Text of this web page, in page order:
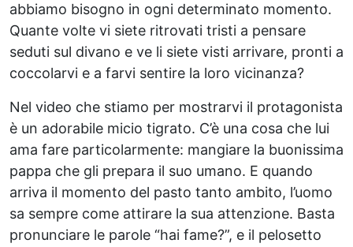
abbiamo bisogno in ogni determinato momento.
Quante volte vi siete ritrovati tristi a pensare
seduti sul divano e ve li siete visti arrivare, pronti a
coccolarvi e a farvi sentire la loro vicinanza?
Nel video che stiamo per mostrarvi il protagonista
è un adorabile micio tigrato. C’è una cosa che lui
ama fare particolarmente: mangiare la buonissima
pappa che gli prepara il suo umano. E quando
arriva il momento del pasto tanto ambito, l’uomo
sa sempre come attirare la sua attenzione. Basta
pronunciare le parole “hai fame?”, e il pelosetto